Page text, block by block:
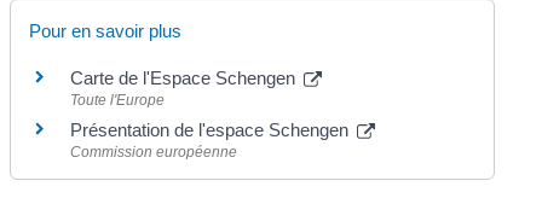
Pour en savoir plus
Carte de l'Espace Schengen
Toute l'Europe
Présentation de l'espace Schengen
Commission européenne